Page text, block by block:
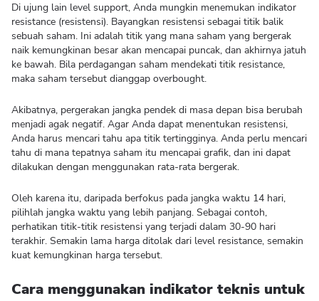
Di ujung lain level support, Anda mungkin menemukan indikator
resistance (resistensi). Bayangkan resistensi sebagai titik balik
sebuah saham. Ini adalah titik yang mana saham yang bergerak
naik kemungkinan besar akan mencapai puncak, dan akhirnya jatuh
ke bawah. Bila perdagangan saham mendekati titik resistance,
maka saham tersebut dianggap overbought.
Akibatnya, pergerakan jangka pendek di masa depan bisa berubah
menjadi agak negatif. Agar Anda dapat menentukan resistensi,
Anda harus mencari tahu apa titik tertingginya. Anda perlu mencari
tahu di mana tepatnya saham itu mencapai grafik, dan ini dapat
dilakukan dengan menggunakan rata-rata bergerak.
Oleh karena itu, daripada berfokus pada jangka waktu 14 hari,
pilihlah jangka waktu yang lebih panjang. Sebagai contoh,
perhatikan titik-titik resistensi yang terjadi dalam 30-90 hari
terakhir. Semakin lama harga ditolak dari level resistance, semakin
kuat kemungkinan harga tersebut.
Cara menggunakan indikator teknis untuk